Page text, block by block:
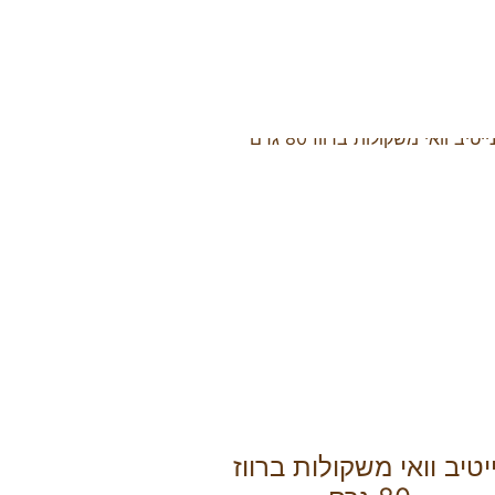
וואי משקולות ברווז